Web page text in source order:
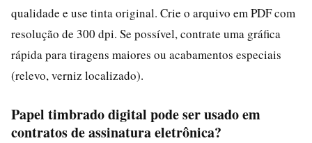
qualidade e use tinta original. Crie o arquivo em PDF com
resolução de 300 dpi. Se possível, contrate uma gráfica
rápida para tiragens maiores ou acabamentos especiais
(relevo, verniz localizado).
Papel timbrado digital pode ser usado em
contratos de assinatura eletrônica?